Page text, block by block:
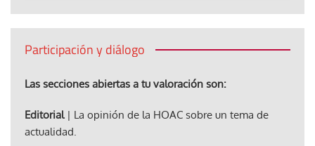
Participación y diálogo
Las secciones abiertas a tu valoración son:
Editorial| La opinión de la HOAC sobre un tema de
actualidad.